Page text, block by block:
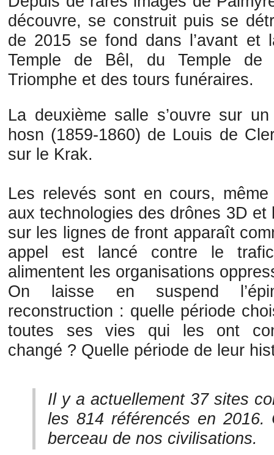
découvre, se construit puis se
de 2015 se fond dans l’avant et
Temple de Bêl, du Temple de
Triomphe et des tours funéraires.
La deuxième salle s’ouvre sur
hosn (1859-1860) de Louis de
sur le Krak.
Les relevés sont en cours,
aux technologies des drônes 3D
sur les lignes de front apparaît
appel est lancé contre le
alimentent les organisations
On laisse en suspend
reconstruction : quelle période
toutes ses vies qui les ont
changé ? Quelle période de leur
Il y a actuellement 37 sites
les 814 référencés en 2016.
berceau de nos civilisations.